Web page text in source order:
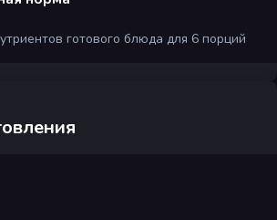
готового блюда для 6 порций